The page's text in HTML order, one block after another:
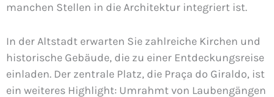
manchen Stellen in die Architektur integriert ist.
In der Altstadt erwarten Sie zahlreiche Kirchen und
historische Gebäude, die zu einer Entdeckungsreise
einladen. Der zentrale Platz, die Praça do Giraldo, ist
ein weiteres Highlight: Umrahmt von Laubengängen